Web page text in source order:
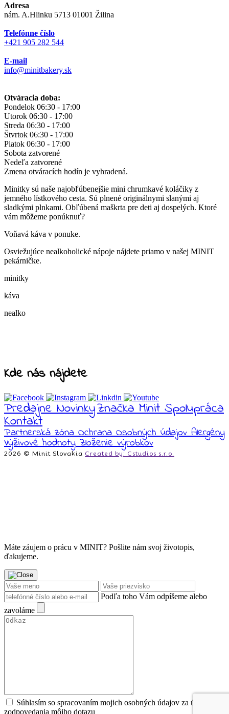
Adresa
nám. A.Hlinku 5713 01001 Žilina
Telefónne číslo
+421 905 282 544
E-mail
info@minitbakery.sk
Otváracia doba:
Pondelok 06:30 - 17:00
Utorok 06:30 - 17:00
Streda 06:30 - 17:00
Štvrtok 06:30 - 17:00
Piatok 06:30 - 17:00
Sobota zatvorené
Nedeľa zatvorené
Zmena otváracích hodín je vyhradená.
Minitky sú naše najobľúbenejšie mini chrumkavé koláčiky z
jemného lístkového cesta. Sú plnené originálnymi slanými aj
sladkými plnkami. Obľúbená maškrta pre deti aj dospelých. Ktoré
vám môžeme ponúknuť?
Voňavá káva v ponuke.
Osviežujúce nealkoholické nápoje nájdete priamo v našej MINIT
pekárničke.
minitky
káva
nealko
Kde nás nájdete
Predajne NovinkyZnačka Minit Spolupráca
Kontakt
Partnerská zóna Ochrana Osobných údajov Alergény
Výživové hodnoty Zloženie výrobkov
2026 © Minit Slovakia Created by: Cstudios s.r.o.
Máte záujem o prácu v MINIT? Pošlite nám svoj životopis,
ďakujeme.
Podľa toho Vám odpíšeme alebo
zavoláme
Súhlasím so spracovaním mojich osobných údajov za účeľom
zodpovedania môjho dotazu